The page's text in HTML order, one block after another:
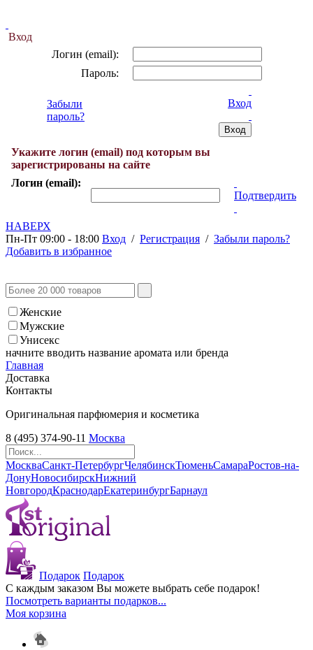
Вход
Логин (email):
Пароль:
Забыли
пароль?
Вход
Укажите логин (email) под которым вы
зарегистрированы на сайте
Логин (email):
Подтвердить
НАВЕРХ
Пн-Пт 09:00 - 18:00 Вход / Регистрация / Забыли пароль?
Добавить в избранное
Женские
Мужские
Унисекс
начните вводить название аромата или бренда
Главная
Доставка
Контакты
Оригинальная парфюмерия и косметика
8 (495) 374-90-11 Москва
МоскваСанкт-ПетербургЧелябинскТюменьСамараРостов-на-
ДонуНовосибирскНижний
НовгородКраснодарЕкатеринбургБарнаул
Подарок Подарок
С каждым заказом Вы можете выбрать себе подарок!
Посмотреть варианты подарков...
Моя корзина